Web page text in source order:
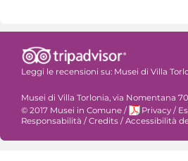
Leggi le recensioni su: Musei di Villa
Musei di Villa Torlonia, via Nomentana
© 2017 Musei in Comune / Privacy /
Responsabilità /Credits /Accessibilità